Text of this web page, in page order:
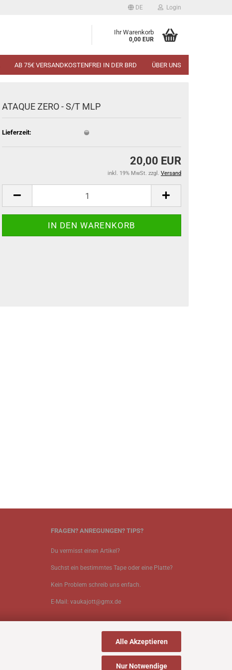
Alle Akzeptieren
Nur Notwendige
DE Login
Ihr Warenkorb
0,00 EUR
AB 75€ VERSANDKOSTENFREI IN DER BRD ÜBER UNS
ATAQUE ZERO - S/T MLP
Lieferzeit:
20,00 EUR
inkl. 19% MwSt. zzgl. Versand
FRAGEN? ANREGUNGEN? TIPS?
Du vermisst einen Artikel?
Suchst ein bestimmtes Tape oder eine Platte?
Kein Problem schreib uns enfach.
E-Mail: vaukajott@gmx.de